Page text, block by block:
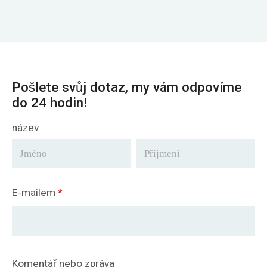
Pošlete svůj dotaz, my vám odpovíme
do 24 hodin!
název
E-mailem *
Komentář nebo zpráva